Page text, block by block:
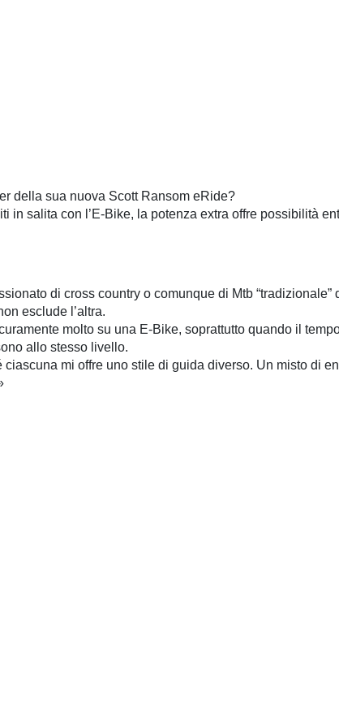
della sua nuova Scott Ransom eRide?
in salita con l’E-Bike, la potenza extra offre possibilità
di cross country o comunque di Mtb
esclude l’altra.
molto su una E-Bike, soprattutto quando il
allo stesso livello.
mi offre uno stile di guida diverso. Un misto di